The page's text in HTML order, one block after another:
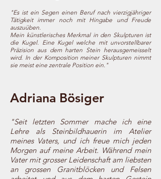
"Es ist ein Segen einen Beruf nach vierzigjähriger
Tätigkeit immer noch mit Hingabe und Freude
auszuüben.
Mein künstlerisches Merkmal in den Skulpturen ist
die Kugel. Eine Kugel welche mit unvorstellbarer
Präzision aus dem harten Stein herausgemeisselt
wird. In der Komposition meiner Skulpturen nimmt
sie meist eine zentrale Position ein."
Adriana Bösiger
"Seit letzten Sommer mache ich eine
Lehre als Steinbildhauerin im Atelier
meines Vaters, und ich freue mich jeden
Morgen auf meine Arbeit. Während mein
Vater mit grosser Leidenschaft am liebsten
an grossen Granitblöcken und Felsen